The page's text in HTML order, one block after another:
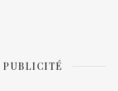
PUBLICITÉ